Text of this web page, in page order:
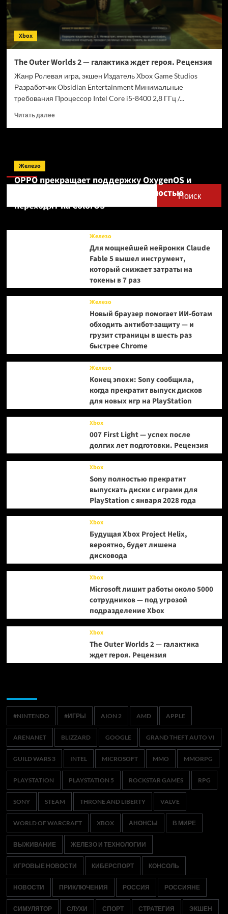
Xbox
The Outer Worlds 2 — галактика ждет героя. Рецензия
Жанр Ролевая игра, экшен Издатель Xbox Game Studios
Разработчик Obsidian Entertainment Минимальные
требования Процессор Intel Core i5-8400 2,8 ГГц /...
Читать далееПрочитать
—
героя.
Поиск
Поиск
Железо
OPPO прекращает поддержку OxygenOS и
Realme UI — OnePlus и realme полностью
переходят на ColorOS
Железо
Для мощнейшей нейронки Claude
Fable 5 вышел инструмент,
который снижает затраты на
токены в 7 раз
Железо
Новый браузер помогает ИИ-ботам
обходить антибот-защиту — и
грузит страницы в шесть раз
быстрее Chrome
Железо
Конец эпохи: Sony сообщила,
когда прекратит выпуск дисков
для новых игр на PlayStation
Xbox
007 First Light — успех после
долгих лет подготовки. Рецензия
Xbox
Sony полностью прекратит
выпускать диски с играми для
PlayStation с января 2028 года
Xbox
Будущая Xbox Project Helix,
вероятно, будет лишена
дисковода
Xbox
Microsoft лишит работы около 5000
сотрудников — под угрозой
подразделение Xbox
Xbox
The Outer Worlds 2 — галактика
ждет героя. Рецензия
#NINTENDO #ИГРЫ AION 2 AMD APPLE
ARENANET BLIZZARD GOOGLE GRAND THEFT AUTO VI
GUILD WARS 3 INTEL MICROSOFT MMO MMORPG
PLAYSTATION PLAYSTATION 5 ROCKSTAR GAMES RPG
SONY STEAM THRONE AND LIBERTY VALVE
WORLD OF WARCRAFT XBOX АНОНСЫ В МИРЕ
ВЫЖИВАНИЕ ЖЕЛЕЗО И ТЕХНОЛОГИИ
ИГРОВЫЕ НОВОСТИ КИБЕРСПОРТ КОНСОЛЬ
НОВОСТИ ПРИКЛЮЧЕНИЯ РОССИЯ РОССИЯНЕ
СИМУЛЯТОР СЛУХИ СПОРТ СТРАТЕГИЯ ЭКШЕН